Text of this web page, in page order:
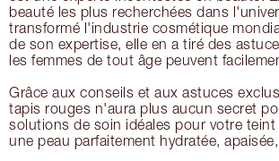
beauté les plus recherchées dans
transformé l'industrie cosmétique
de son expertise, elle en a tiré des
les femmes de tout âge peuvent
Grâce aux conseils et aux astuces
tapis rouges n'aura plus aucun secret
solutions de soin idéales pour votre
une peau parfaitement hydratée,